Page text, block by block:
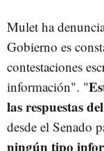
Mulet ha
Gobierno es
contestaciones
información". "
las respuestas
desde el Senado
ningún tipo